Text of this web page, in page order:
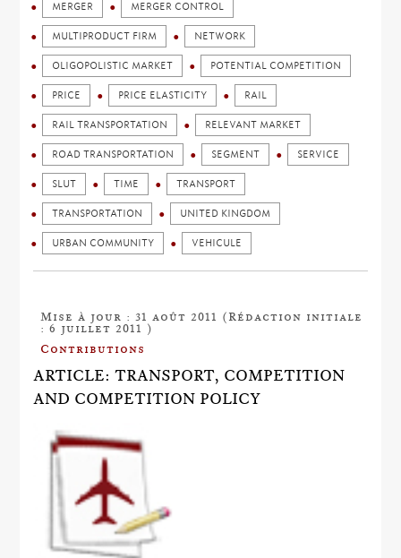
MERGER MERGER CONTROL
MULTIPRODUCT FIRM NETWORK
OLIGOPOLISTIC MARKET POTENTIAL COMPETITION
PRICE PRICE ELASTICITY RAIL
RAIL TRANSPORTATION RELEVANT MARKET
ROAD TRANSPORTATION SEGMENT SERVICE
SLUT TIME TRANSPORT
TRANSPORTATION UNITED KINGDOM
URBAN COMMUNITY VEHICULE
Mise à jour : 31 août 2011 (Rédaction initiale
: 6 juillet 2011 )
Contributions
ARTICLE: TRANSPORT, COMPETITION
AND COMPETITION POLICY